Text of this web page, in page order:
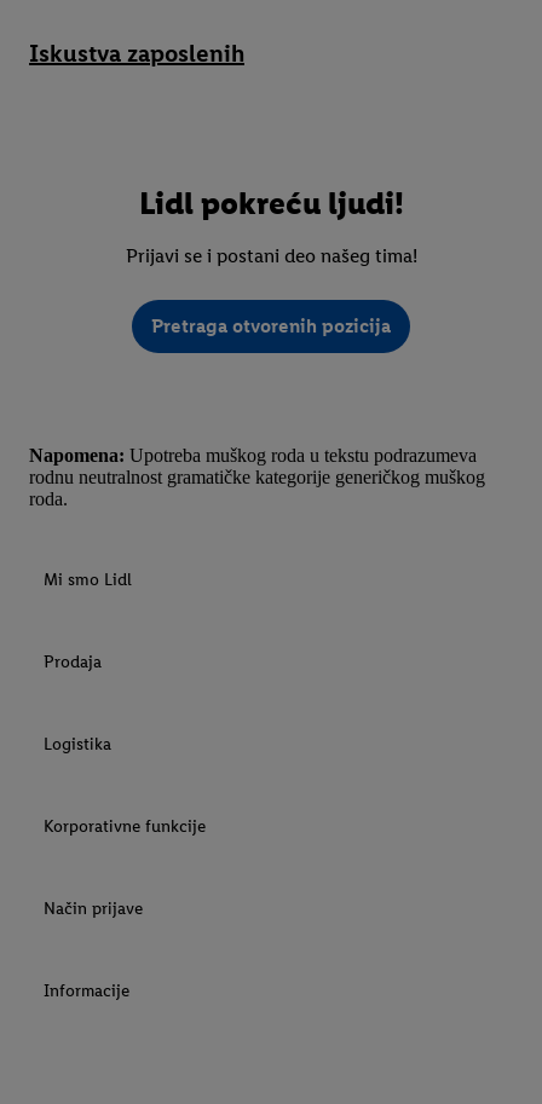
Iskustva zaposlenih
Lidl pokreću ljudi!
Prijavi se i postani deo našeg tima!
Pretraga otvorenih pozicija
Napomena: Upotreba muškog roda u tekstu podrazumeva
rodnu neutralnost gramatičke kategorije generičkog muškog
roda.
Mi smo Lidl
Prodaja
Logistika
Korporativne funkcije
Način prijave
Informacije